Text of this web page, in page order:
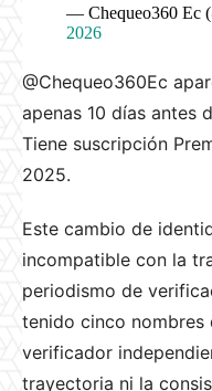
— Chequeo360 Ec
2026
@Chequeo360Ec
apenas 10 días antes
Tiene suscripción
2025.
Este cambio de
incompatible con la
periodismo de
tenido cinco nombres
verificador
trayectoria ni la